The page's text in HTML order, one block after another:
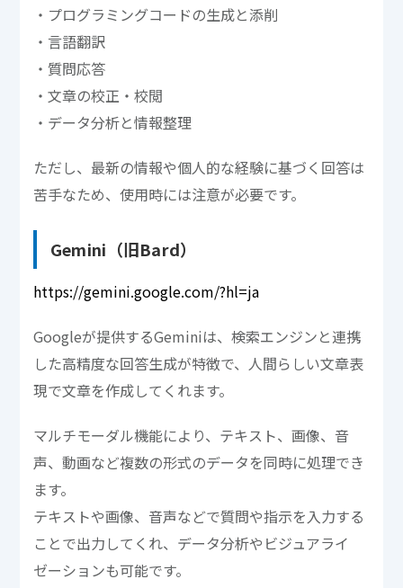
・プログラミングコードの生成と添削
・言語翻訳
・質問応答
・文章の校正・校閲
・データ分析と情報整理
ただし、最新の情報や個人的な経験に基づく回答は
苦手なため、使用時には注意が必要です。
Gemini（旧Bard）
https://gemini.google.com/?hl=ja
Googleが提供するGeminiは、検索エンジンと連携
した高精度な回答生成が特徴で、人間らしい文章表
現で文章を作成してくれます。
マルチモーダル機能により、テキスト、画像、音
声、動画など複数の形式のデータを同時に処理でき
ます。
テキストや画像、音声などで質問や指示を入力する
ことで出力してくれ、データ分析やビジュアライ
ゼーションも可能です。